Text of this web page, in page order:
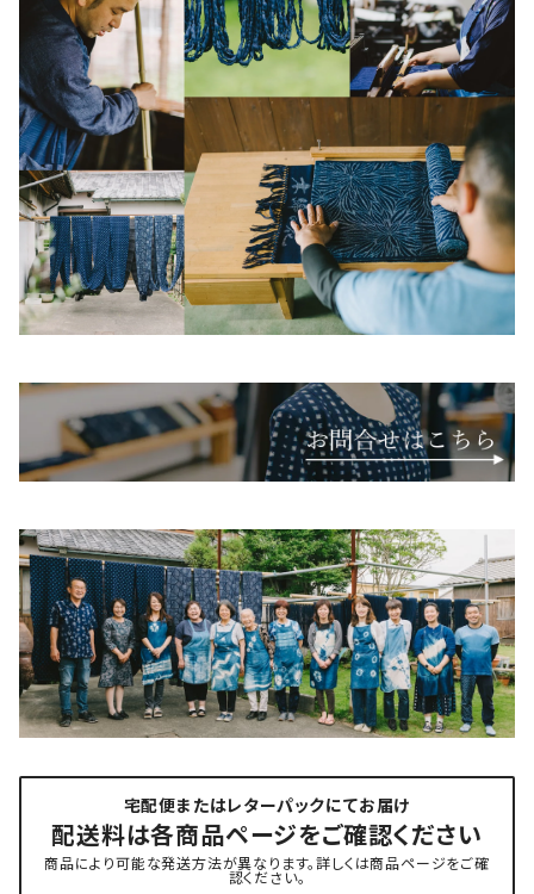
宅配便またはレターパックにてお届け
配送料は各商品ページをご確認ください
商品により可能な発送方法が異なります。詳しくは商品ページをご確
認ください。